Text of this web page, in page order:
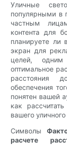
Уличные
популярными в
частным
контента для
планируете ли
экран для
целей,
оптимальное
расстояния
обеспечения
понятен вашей
как
вашего
Символы
расчете